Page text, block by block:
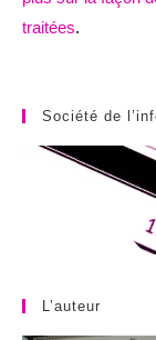
traitées.
Société de
L’auteur